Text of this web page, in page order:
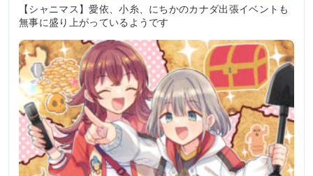
【シャニマス】愛依、小糸、にちかのカナダ出張イベントも
無事に盛り上がっているようです